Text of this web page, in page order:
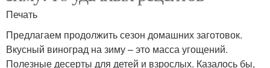
Печать
Предлагаем продолжить сезон домашних заготовок.
Вкусный виноград на зиму – это масса угощений.
Полезные десерты для детей и взрослых. Казалось бы,